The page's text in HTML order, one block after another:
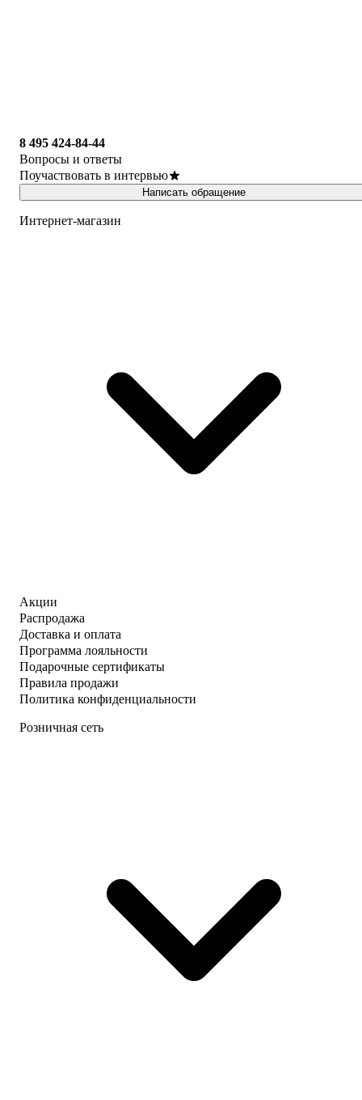
8 495 424-84-44
Вопросы и ответы
Поучаствовать в интервью
Написать обращение
Интернет-магазин
Акции
Распродажа
Доставка и оплата
Программа лояльности
Подарочные сертификаты
Правила продажи
Политика конфиденциальности
Розничная сеть